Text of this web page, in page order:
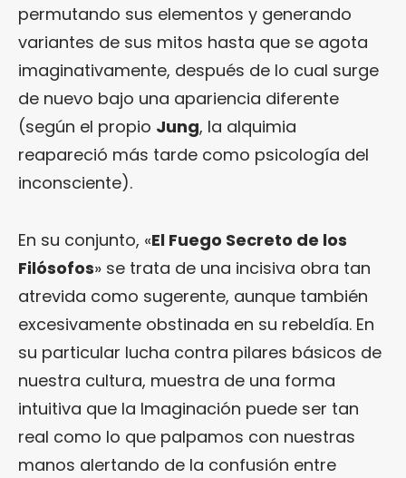
permutando sus elementos y generando
variantes de sus mitos hasta que se agota
imaginativamente, después de lo cual surge
de nuevo bajo una apariencia diferente
(según el propio Jung, la alquimia
reapareció más tarde como psicología del
inconsciente).
En su conjunto, «El Fuego Secreto de los
Filósofos» se trata de una incisiva obra tan
atrevida como sugerente, aunque también
excesivamente obstinada en su rebeldía. En
su particular lucha contra pilares básicos de
nuestra cultura, muestra de una forma
intuitiva que la Imaginación puede ser tan
real como lo que palpamos con nuestras
manos alertando de la confusión entre